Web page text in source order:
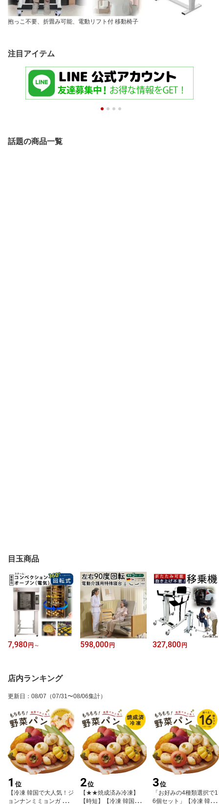
抱っこ不要、折畳み可能、電動リフト付 移動椅子
注目アイテム
話題の商品一覧
目玉商品
7,980円 ～ 598,000円 327,800円
店内ランキング
更新日 ： 08/07 （07/31〜08/06集計）
1 位
【冷凍 韓国で大人気！ジ
ョンナンミミョンガ グル
2位
【★★焼成済み冷凍】
【時短】【冷凍 韓国で大
3位
「お好みの4種類選択で1
6個セット」【冷凍 韓国